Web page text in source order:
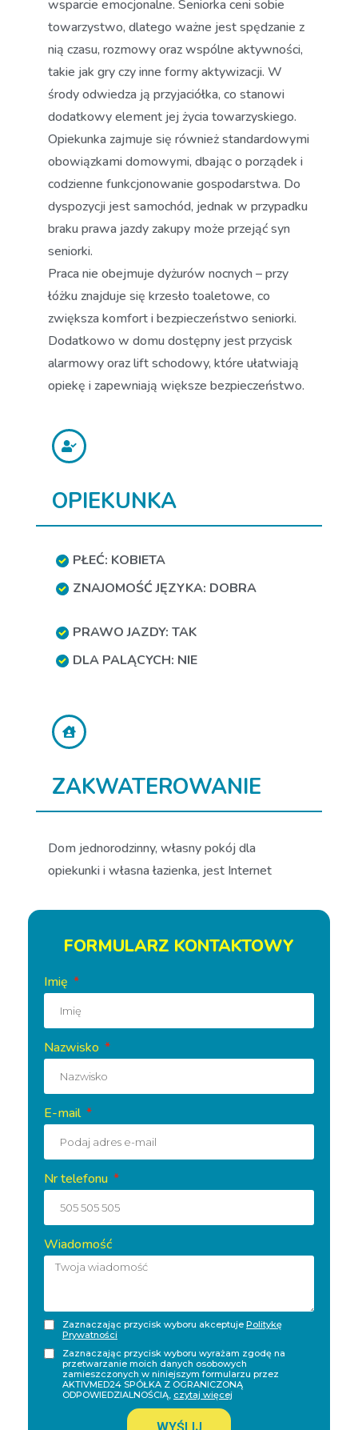
wsparcie emocjonalne. Seniorka ceni sobie
towarzystwo, dlatego ważne jest spędzanie z
nią czasu, rozmowy oraz wspólne aktywności,
takie jak gry czy inne formy aktywizacji. W
środy odwiedza ją przyjaciółka, co stanowi
dodatkowy element jej życia towarzyskiego.
Opiekunka zajmuje się również standardowymi
obowiązkami domowymi, dbając o porządek i
codzienne funkcjonowanie gospodarstwa. Do
dyspozycji jest samochód, jednak w przypadku
braku prawa jazdy zakupy może przejąć syn
seniorki.
Praca nie obejmuje dyżurów nocnych – przy
łóżku znajduje się krzesło toaletowe, co
zwiększa komfort i bezpieczeństwo seniorki.
Dodatkowo w domu dostępny jest przycisk
alarmowy oraz lift schodowy, które ułatwiają
opiekę i zapewniają większe bezpieczeństwo.
OPIEKUNKA
PŁEĆ: KOBIETA
ZNAJOMOŚĆ JĘZYKA: DOBRA
PRAWO JAZDY: TAK
DLA PALĄCYCH: NIE
ZAKWATEROWANIE
Dom jednorodzinny, własny pokój dla
opiekunki i własna łazienka, jest Internet
FORMULARZ KONTAKTOWY
Imię
Nazwisko
E-mail
Nr telefonu
Wiadomość
Zaznaczając przycisk wyboru akceptuje Politykę
Prywatności
Zaznaczając przycisk wyboru wyrażam zgodę na
przetwarzanie moich danych osobowych
zamieszczonych w niniejszym formularzu przez
AKTIVMED24 SPÓŁKA Z OGRANICZONĄ
ODPOWIEDZIALNOŚCIĄ, czytaj więcej
WYŚLIJ